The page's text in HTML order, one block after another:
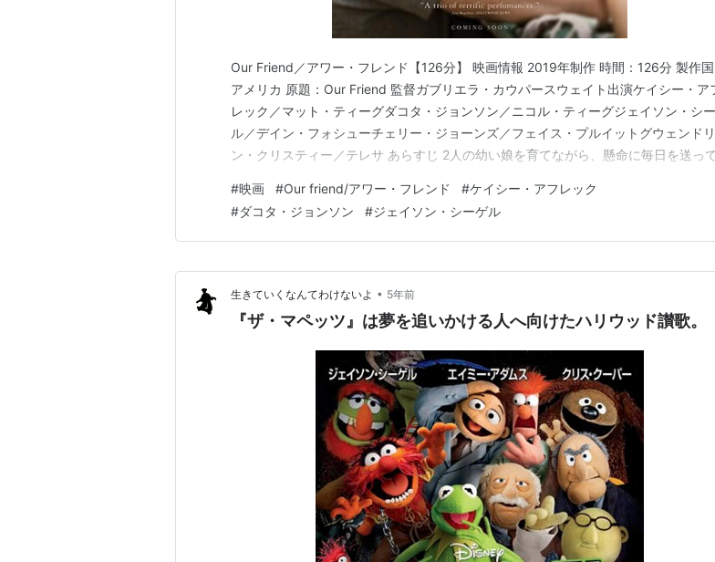
Our Friend／アワー・フレンド【126分】 映画情報 2019年制作 時間：126分 製作国
アメリカ 原題：Our Friend 監督ガブリエラ・カウパースウェイト出演ケイシー・ア
レック／マット・ティーグダコタ・ジョンソン／ニコル・ティーグジェイソン・シ
ル／デイン・フォシューチェリー・ジョーンズ／フェイス・プルイットグウェンドリ
ン・クリスティー／テレサ あらすじ 2人の幼い娘を育てながら、懸命に毎日を送って
ことから、家族の日常は一変する。妻の介護と子育てによる負担が重くのしかかるマ
トに救いの手を差し…
#映画 #Our friend/アワー・フレンド #ケイシー・アフレック
#ダコタ・ジョンソン #ジェイソン・シーゲル
生きていくなんてわけないよ • 5年前
『ザ・マペッツ』は夢を追いかける人へ向けたハリウッド讃歌。